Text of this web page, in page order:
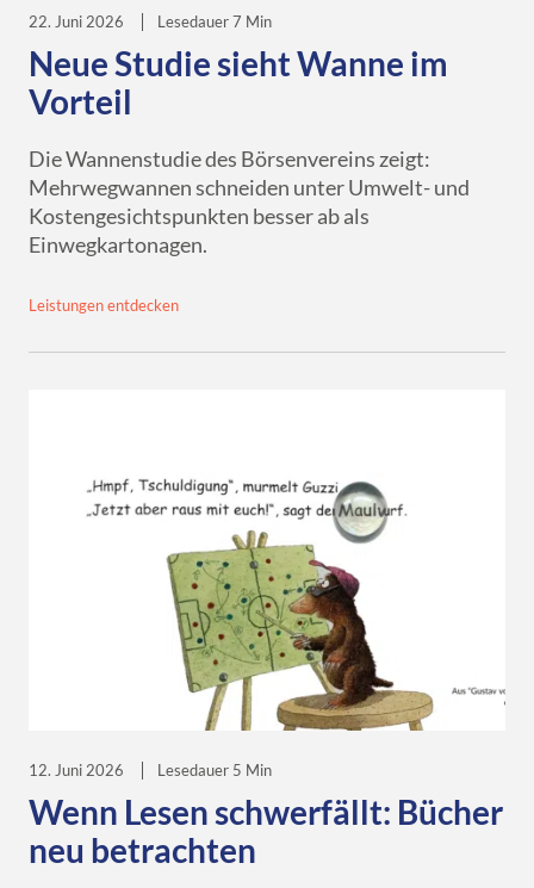
22. Juni 2026 Lesedauer 7 Min
Neue Studie sieht Wanne im
Vorteil
Die Wannenstudie des Börsenvereins zeigt:
Mehrwegwannen schneiden unter Umwelt- und
Kostengesichtspunkten besser ab als
Einwegkartonagen.
Leistungen entdecken
12. Juni 2026 Lesedauer 5 Min
Wenn Lesen schwerfällt: Bücher
neu betrachten